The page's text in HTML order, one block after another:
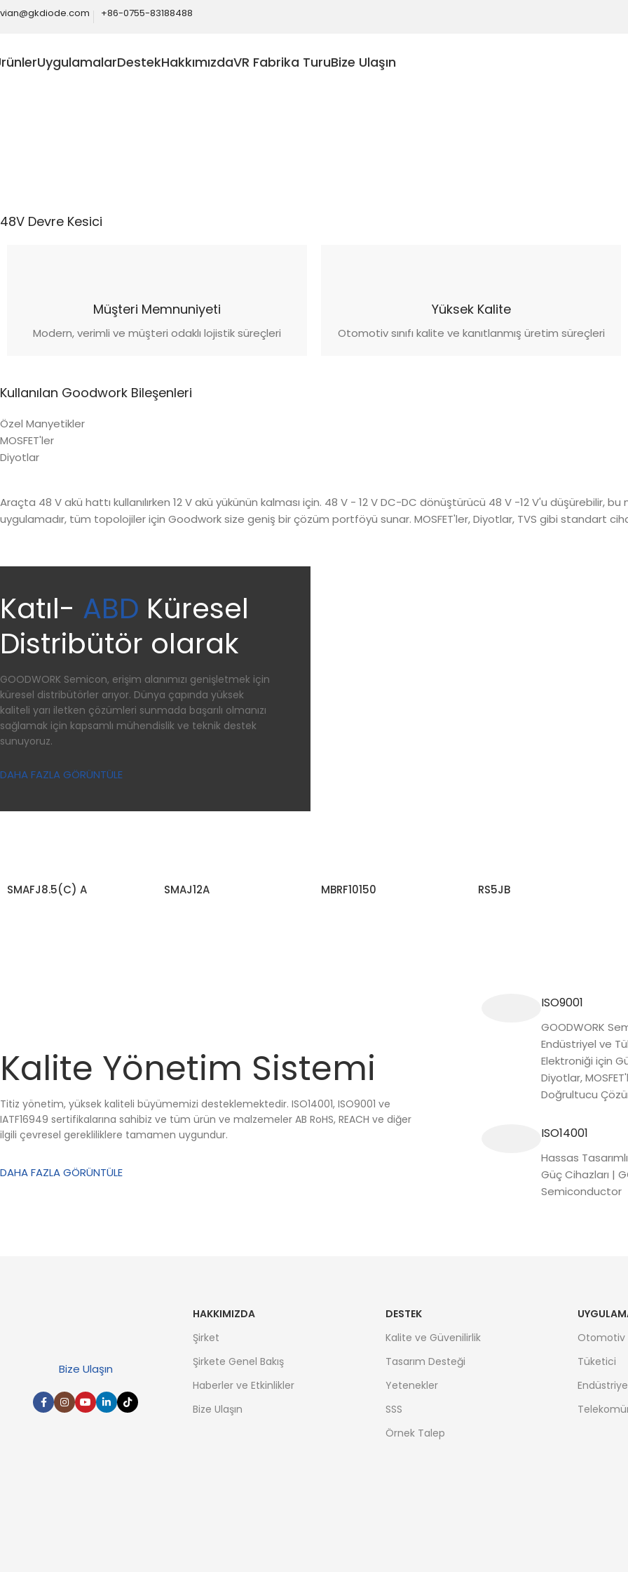
+86-0755-83188488
UygulamalarDestekHakkımızdaVR Fabrika TuruBize Ulaşın
48V Devre Kesici
Müşteri Memnuniyeti
Modern, verimli ve müşteri odaklı lojistik süreçleri
Yüksek Kalite
Otomotiv sınıfı kalite ve kanıtlanmış üretim süreçleri
Kullanılan Goodwork Bileşenleri
Özel Manyetikler
MOSFET'ler
Diyotlar
Araçta 48 V akü hattı kullanılırken 12 V akü yükünün kalması için. 48 V - 12 V DC-DC dönüştürücü 48 V -12 V'u
uygulamadır, tüm topolojiler için Goodwork size geniş bir çözüm portföyü sunar. MOSFET'ler, Diyotlar, TVS gibi standart
Katıl- ABD Küresel
Distribütör olarak
GOODWORK Semicon, erişim alanımızı genişletmek için
küresel distribütörler arıyor. Dünya çapında yüksek
kaliteli yarı iletken çözümleri sunmada başarılı olmanızı
sağlamak için kapsamlı mühendislik ve teknik destek
sunuyoruz.
DAHA FAZLA GÖRÜNTÜLE
SMAFJ8.5(C) A SMAJ12A MBRF10150 RS5JB
Kalite Yönetim Sistemi
Titiz yönetim, yüksek kaliteli büyümemizi desteklemektedir. ISO14001, ISO9001 ve
IATF16949 sertifikalarına sahibiz ve tüm ürün ve malzemeler AB RoHS, REACH ve diğer
ilgili çevresel gerekliliklere tamamen uygundur.
DAHA FAZLA GÖRÜNTÜLE
ISO9001
GOODWORK
Endüstriyel ve
Elektroniği için
Diyotlar,
Doğrultucu
ISO14001
Hassas
Güç Cihazları |
Semiconductor
Bize Ulaşın
HAKKIMIZDA
Şirket
Şirkete Genel Bakış
Haberler ve Etkinlikler
Bize Ulaşın
DESTEK
Kalite ve Güvenilirlik
Tasarım Desteği
Yetenekler
SSS
Örnek Talep
Otomotiv
Tüketici